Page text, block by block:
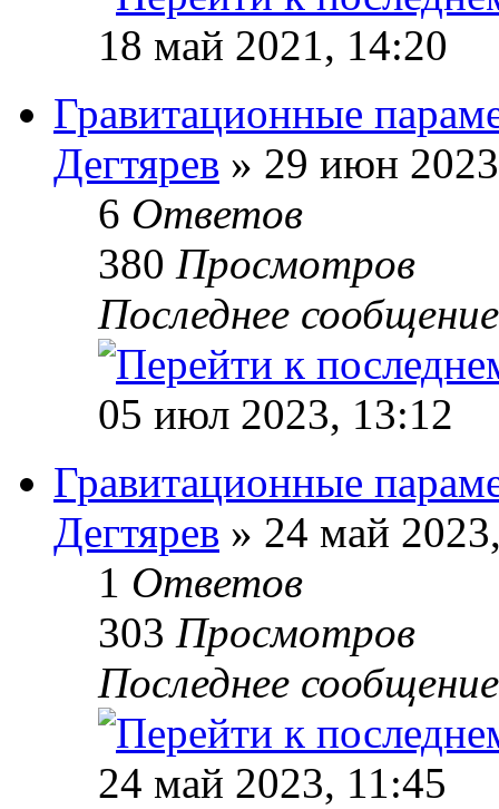
18 май 2021, 14:20
Гравитационные
Дегтярев » 29 июн
6 Ответов
380 Просмотров
Последнее
05 июл 2023, 13:12
Гравитационные
Дегтярев » 24 май
1 Ответов
303 Просмотров
Последнее
24 май 2023, 11:45